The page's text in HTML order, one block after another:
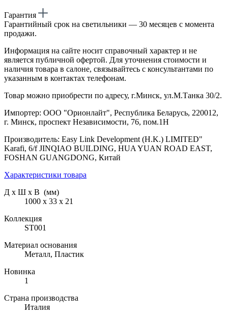
Гарантия
Гарантийный срок на светильники — 30 месяцев с момента
продажи.
Информация на сайте носит справочный характер и не
является публичной офертой. Для уточнения стоимости и
наличия товара в салоне, связывайтесь с консультантами по
указанным в контактах телефонам.
Товар можно приобрести по адресу, г.Минск, ул.М.Танка 30/2.
Импортер: ООО "Орионлайт", Республика Беларусь, 220012,
г. Минск, проспект Независимости, 76, пом.1Н
Производитель: Easy Link Development (H.K.) LIMITED"
Karafi, 6/f JINQIAO BUILDING, HUA YUAN ROAD EAST,
FOSHAN GUANGDONG, Китай
Характеристики товара
Д х Ш х В (мм)
1000 х 33 х 21
Коллекция
ST001
Материал основания
Металл, Пластик
Новинка
1
Страна производства
Италия